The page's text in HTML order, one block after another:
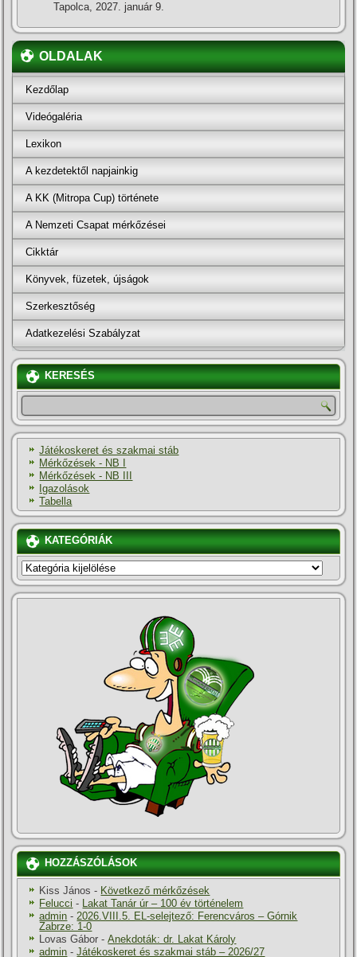
Tapolca, 2027. január 9.
OLDALAK
Kezdőlap
Videógaléria
Lexikon
A kezdetektől napjainkig
A KK (Mitropa Cup) története
A Nemzeti Csapat mérkőzései
Cikktár
Könyvek, füzetek, újságok
Szerkesztőség
Adatkezelési Szabályzat
KERESÉS
Játékoskeret és szakmai stáb
Mérkőzések - NB I
Mérkőzések - NB III
Igazolások
Tabella
KATEGÓRIÁK
KATEGÓRIÁK
HOZZÁSZÓLÁSOK
Kiss János - Következő mérkőzések
Felucci - Lakat Tanár úr – 100 év történelem
admin -2026.VIII.5. EL-selejtező: Ferencváros – Górnik
Zabrze: 1-0
Lovas Gábor -Anekdoták: dr. Lakat Károly
admin -Játékoskeret és szakmai stáb – 2026/27